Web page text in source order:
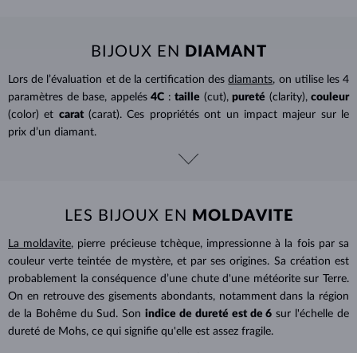
BIJOUX EN DIAMANT
Lors de l’évaluation et de la certification desdiamants, on utilise les 4
paramètres de base, appelés 4C : taille (cut), pureté (clarity), couleur
(color) et carat (carat). Ces propriétés ont un impact majeur sur le
prix d’un diamant.
LES BIJOUX EN MOLDAVITE
La moldavite, pierre précieuse tchèque, impressionne à la fois par sa
couleur verte teintée de mystère, et par ses origines. Sa création est
probablement la conséquence d’une chute d'une météorite sur Terre.
On en retrouve des gisements abondants, notamment dans la région
de la Bohême du Sud. Son indice de dureté est de 6 sur l'échelle de
dureté de Mohs, ce qui signifie qu'elle est assez fragile.